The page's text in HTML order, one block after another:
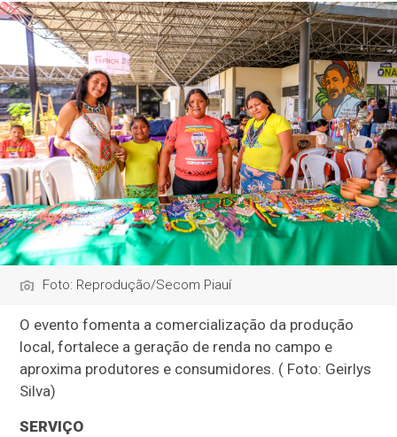
Foto: Reprodução/Secom Piauí
O evento fomenta a comercialização da produção
local, fortalece a geração de renda no campo e
aproxima produtores e consumidores. ( Foto: Geirlys
Silva)
SERVIÇO